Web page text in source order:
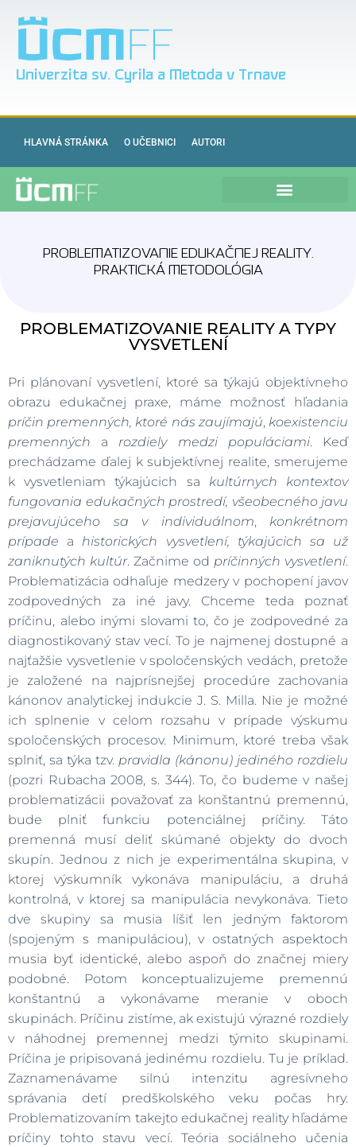
Univerzita sv. Cyrila a Metoda v Trnave
HLAVNÁ STRÁNKA O UČEBNICI AUTORI
PROBLEMATIZOVANIE EDUKAČNEJ REALITY.
PRAKTICKÁ METODOLÓGIA
PROBLEMATIZOVANIE REALITY A TYPY
VYSVETLENÍ
Pri plánovaní vysvetlení, ktoré sa týkajú objektívneho
obrazu edukačnej praxe, máme možnosť hľadania
príčin premenných, ktoré nás zaujímajú, koexistenciu
premenných a rozdiely medzi populáciami. Keď
prechádzame ďalej k subjektívnej realite, smerujeme
k vysvetleniam týkajúcich sa kultúrnych kontextov
fungovania edukačných prostredí, všeobecného javu
prejavujúceho sa v individuálnom, konkrétnom
prípade a historických vysvetlení, týkajúcich sa už
zaniknutých kultúr. Začnime od príčinných vysvetlení.
Problematizácia odhaľuje medzery v pochopení javov
zodpovedných za iné javy. Chceme teda poznať
príčinu, alebo inými slovami to, čo je zodpovedné za
diagnostikovaný stav vecí. To je najmenej dostupné a
najťažšie vysvetlenie v spoločenských vedách, pretože
je založené na najprísnejšej procedúre zachovania
kánonov analytickej indukcie J. S. Milla. Nie je možné
ich splnenie v celom rozsahu v prípade výskumu
spoločenských procesov. Minimum, ktoré treba však
splniť, sa týka tzv. pravidla (kánonu) jediného rozdielu
(pozri Rubacha 2008, s. 344). To, čo budeme v našej
problematizácii považovať za konštantnú premennú,
bude plniť funkciu potenciálnej príčiny. Táto
premenná musí deliť skúmané objekty do dvoch
skupín. Jednou z nich je experimentálna skupina, v
ktorej výskumník vykonáva manipuláciu, a druhá
kontrolná, v ktorej sa manipulácia nevykonáva. Tieto
dve skupiny sa musia líšiť len jedným faktorom
(spojeným s manipuláciou), v ostatných aspektoch
musia byť identické, alebo aspoň do značnej miery
podobné. Potom konceptualizujeme premennú
konštantnú a vykonávame meranie v oboch
skupinách. Príčinu zistíme, ak existujú výrazné rozdiely
v náhodnej premennej medzi týmito skupinami.
Príčina je pripisovaná jedinému rozdielu. Tu je príklad.
Zaznamenávame silnú intenzitu agresívneho
správania detí predškolského veku počas hry.
Problematizovaním takejto edukačnej reality hľadáme
príčiny tohto stavu vecí. Teória sociálneho učenia